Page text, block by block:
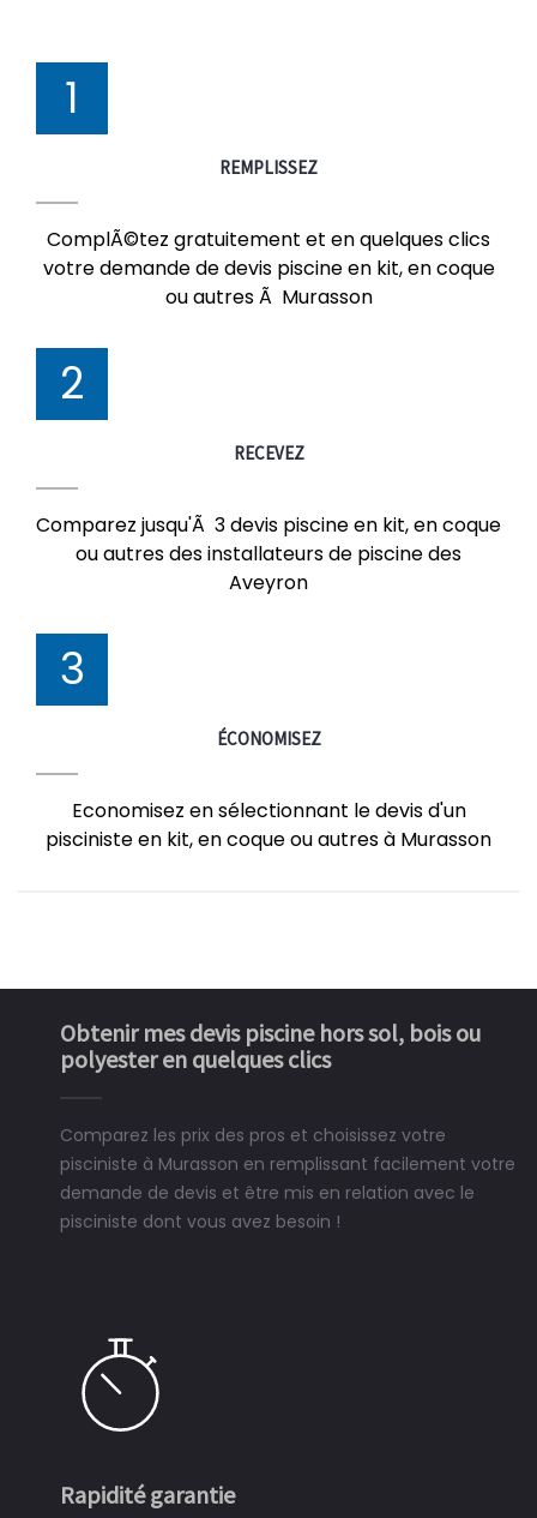
1
REMPLISSEZ
ComplÃ©tez gratuitement et en quelques clics
votre demande de devis piscine en kit, en coque
ou autres Ã Murasson
2
RECEVEZ
Comparez jusqu'Ã 3 devis piscine en kit, en coque
ou autres des installateurs de piscine des
Aveyron
3
ÉCONOMISEZ
Economisez en sélectionnant le devis d'un
pisciniste en kit, en coque ou autres à Murasson
Obtenir mes devis piscine hors sol, bois ou
polyester en quelques clics
Comparez les prix des pros et choisissez votre
pisciniste à Murasson en remplissant facilement votre
demande de devis et être mis en relation avec le
pisciniste dont vous avez besoin !
Rapidité garantie